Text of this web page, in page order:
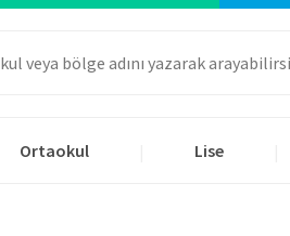
Ortaokul Lise